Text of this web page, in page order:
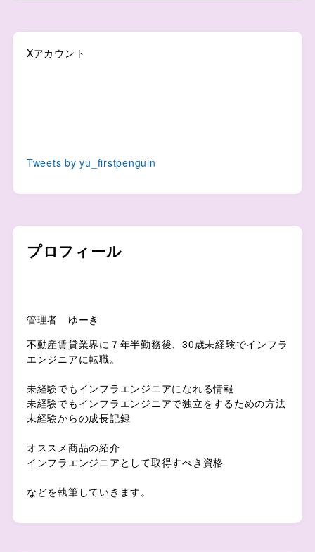
Xアカウント
Tweets by yu_firstpenguin
プロフィール
管理者 ゆーき
不動産賃貸業界に７年半勤務後、30歳未経験でインフラ
エンジニアに転職。
未経験でもインフラエンジニアになれる情報
未経験でもインフラエンジニアで独立をするための方法
未経験からの成長記録
オススメ商品の紹介
インフラエンジニアとして取得すべき資格
などを執筆していきます。